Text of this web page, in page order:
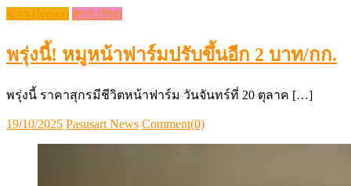
ข่าว (News) สุกร (Pig)
พรุ่งนี้! หมูหน้าฟาร์มปรับขึ้นอีก 2 บาท/กก.
พรุ่งนี้ ราคาสุกรมีชีวิตหน้าฟาร์ม วันจันทร์ที่ 20 ตุลาค […]
Posted
19/10/2025 Author
Pasusart News Comment(0)